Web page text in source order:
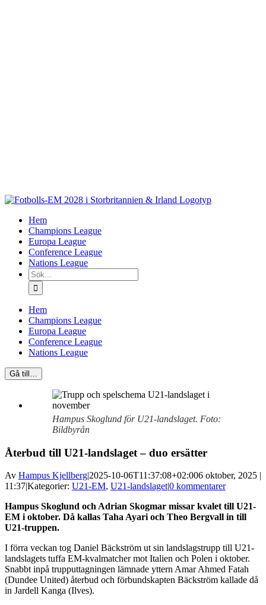
Hem
Champions League
Europa League
Conference League
Nations League
Sök
efter:
Hem
Champions League
Europa League
Conference League
Nations League
Gå till…
Hampus Skoglund för U21-landslaget. Foto:
Bildbyrån
Återbud till U21-landslaget – duo ersätter
Av Hampus Kjellberg|2025-10-06T11:37:08+02:006 oktober, 2025 |
11:37|Kategorier: U21-EM, U21-landslaget|0 kommentarer
Hampus Skoglund och Adrian Skogmar missar kvalet till U21-
EM i oktober. Då kallas Taha Ayari och Theo Bergvall in till
U21-truppen.
I förra veckan tog Daniel Bäckström ut sin landslagstrupp till U21-
landslagets tuffa EM-kvalmatcher mot Italien och Polen i oktober.
Snabbt inpå trupputtagningen lämnade yttern Amar Ahmed Fatah
(Dundee United) återbud och förbundskapten Bäckström kallade då
in Jardell Kanga (Ilves).